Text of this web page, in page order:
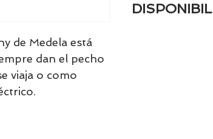
de Medela está
dan el pecho
viaja o como
uno eléctrico